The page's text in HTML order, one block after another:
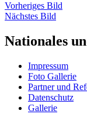
Vorheriges Bild
Nächstes Bild
Nationales
Impressum
Foto Gallerie
Partner und
Datenschutz
Gallerie